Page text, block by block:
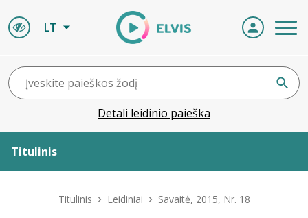
LT
Detali leidinio paieška
Titulinis
Titulinis Leidiniai Savaitė, 2015, Nr. 18